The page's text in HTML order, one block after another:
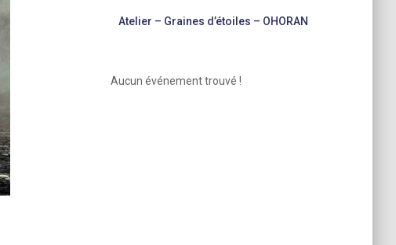
Atelier – Graines d’étoiles – OHORAN
Aucun événement trouvé !